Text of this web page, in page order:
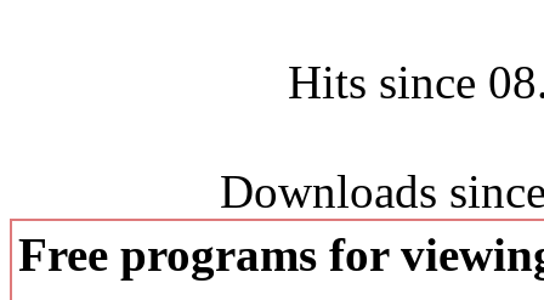
Hits since
Downloads
Free programs for